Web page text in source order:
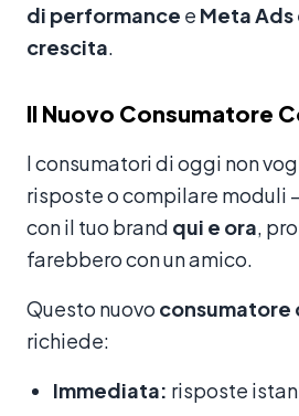
di performance e Meta
crescita
Il Nuovo Consumatore
I consumatori di oggi non
risposte o compilare moduli
con il tuo brand qui e ora ,
farebbero con un amico.
Questo nuovo consumatore
richiede:
Immediata: risposte